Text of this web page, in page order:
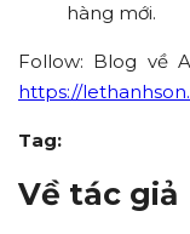
hàng mới.
Follow: Blog về
https://
Tag:
Về tác giả